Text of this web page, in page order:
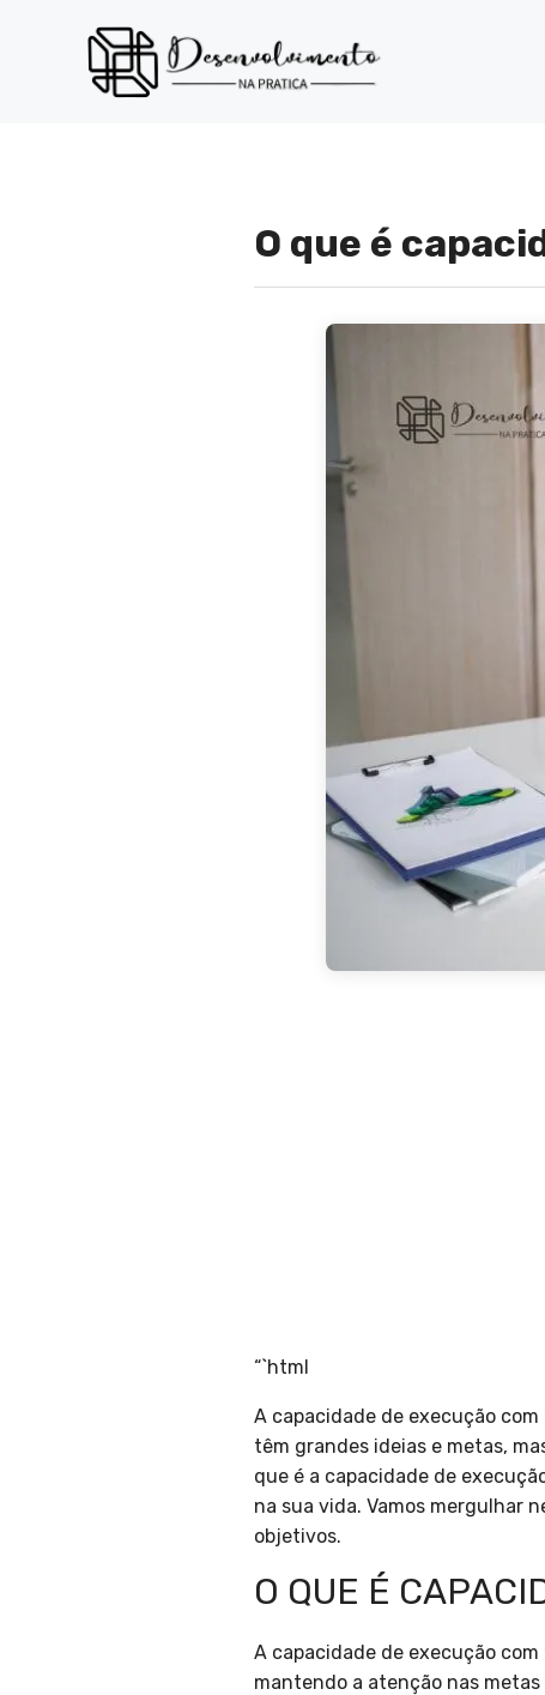
O que é
“`html
A capacidade de execução
têm grandes ideias e metas,
que é a capacidade de
na sua vida. Vamos mergulhar
objetivos.
O QUE É
A capacidade de execução
mantendo a atenção nas